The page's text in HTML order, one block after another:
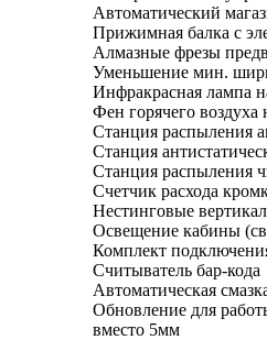
Автоматический
Прижимная балка с
Алмазные фрезы
Уменьшение мин.
Инфракрасная лампа
Фен горячего воздуха
Станция распыления
Станция
Станция распыления
Счетчик расхода
Нестинговые
Освещение кабины
Комплект
Считыватель бар-кода
Автоматическая
Обновление для
вместо 5мм